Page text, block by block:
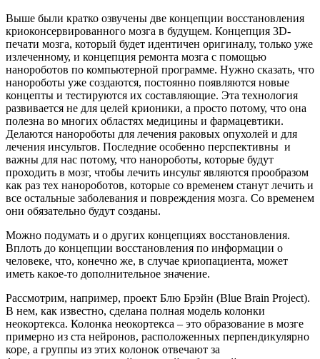
Выше были кратко озвучены две концепции восстановления
криоконсервированного мозга в будущем. Концепция 3D-
печати мозга, который будет идентичен оригиналу, только уже
излеченному, и концепция ремонта мозга с помощью
нанороботов по компьютерной программе. Нужно сказать, что
нанороботы уже создаются, постоянно появляются новые
концепты и тестируются их составляющие. Эта технология
развивается не для целей крионики, а просто потому, что она
полезна во многих областях медицины и фармацевтики.
Делаются нанороботы для лечения раковых опухолей и для
лечения инсультов. Последние особенно перспективны и
важны для нас потому, что нанороботы, которые будут
проходить в мозг, чтобы лечить инсульт являются прообразом
как раз тех нанороботов, которые со временем станут лечить и
все остальные заболевания и повреждения мозга. Со временем
они обязательно будут созданы.
Можно подумать и о других концепциях восстановления.
Вплоть до концепции восстановления по информации о
человеке, что, конечно же, в случае криопациента, может
иметь какое-то дополнительное значение.
Рассмотрим, например, проект Блю Брэйн (Blue Brain Project).
В нем, как известно, сделана полная модель колонки
неокортекса. Колонка неокортекса – это образование в мозге
примерно из ста нейронов, расположенных перпендикулярно
коре, а группы из этих колонок отвечают за